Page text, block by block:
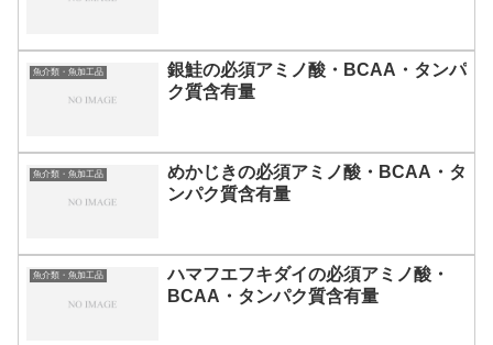
魚介類・魚加工品
銀鮭の必須アミノ酸・BCAA・タンパ
ク質含有量
魚介類・魚加工品
めかじきの必須アミノ酸・BCAA・タ
ンパク質含有量
魚介類・魚加工品
ハマフエフキダイの必須アミノ酸・
BCAA・タンパク質含有量